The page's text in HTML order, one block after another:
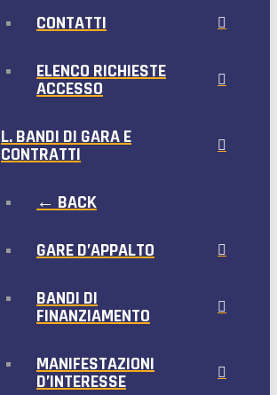
CONTATTI
ELENCO RICHIESTE
ACCESSO
L. BANDI DI GARA E
CONTRATTI
← BACK
GARE D’APPALTO
BANDI DI
FINANZIAMENTO
MANIFESTAZIONI
D’INTERESSE